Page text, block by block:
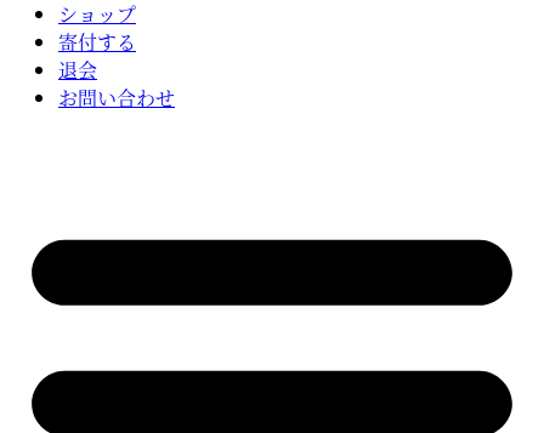
ショップ
寄付する
退会
お問い合わせ